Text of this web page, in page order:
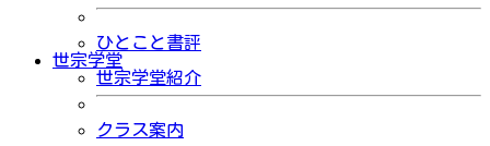
ひとこと書評
世宗学堂
世宗学堂紹介
クラス案内